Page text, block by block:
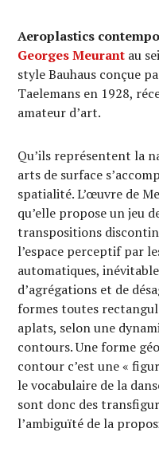
Aeroplastics
Georges Meurant au
style Bauhaus conçue
Taelemans en 1928,
amateur d’art.
Qu’ils représentent la
arts de surface
spatialité. L’œuvre de
qu’elle propose un jeu
transpositions
l’espace perceptif par
automatiques,
d’agrégations et de
formes toutes
aplats, selon une
contours. Une forme
contour c’est une «
le vocabulaire de la
sont donc des
l’ambiguïté de la